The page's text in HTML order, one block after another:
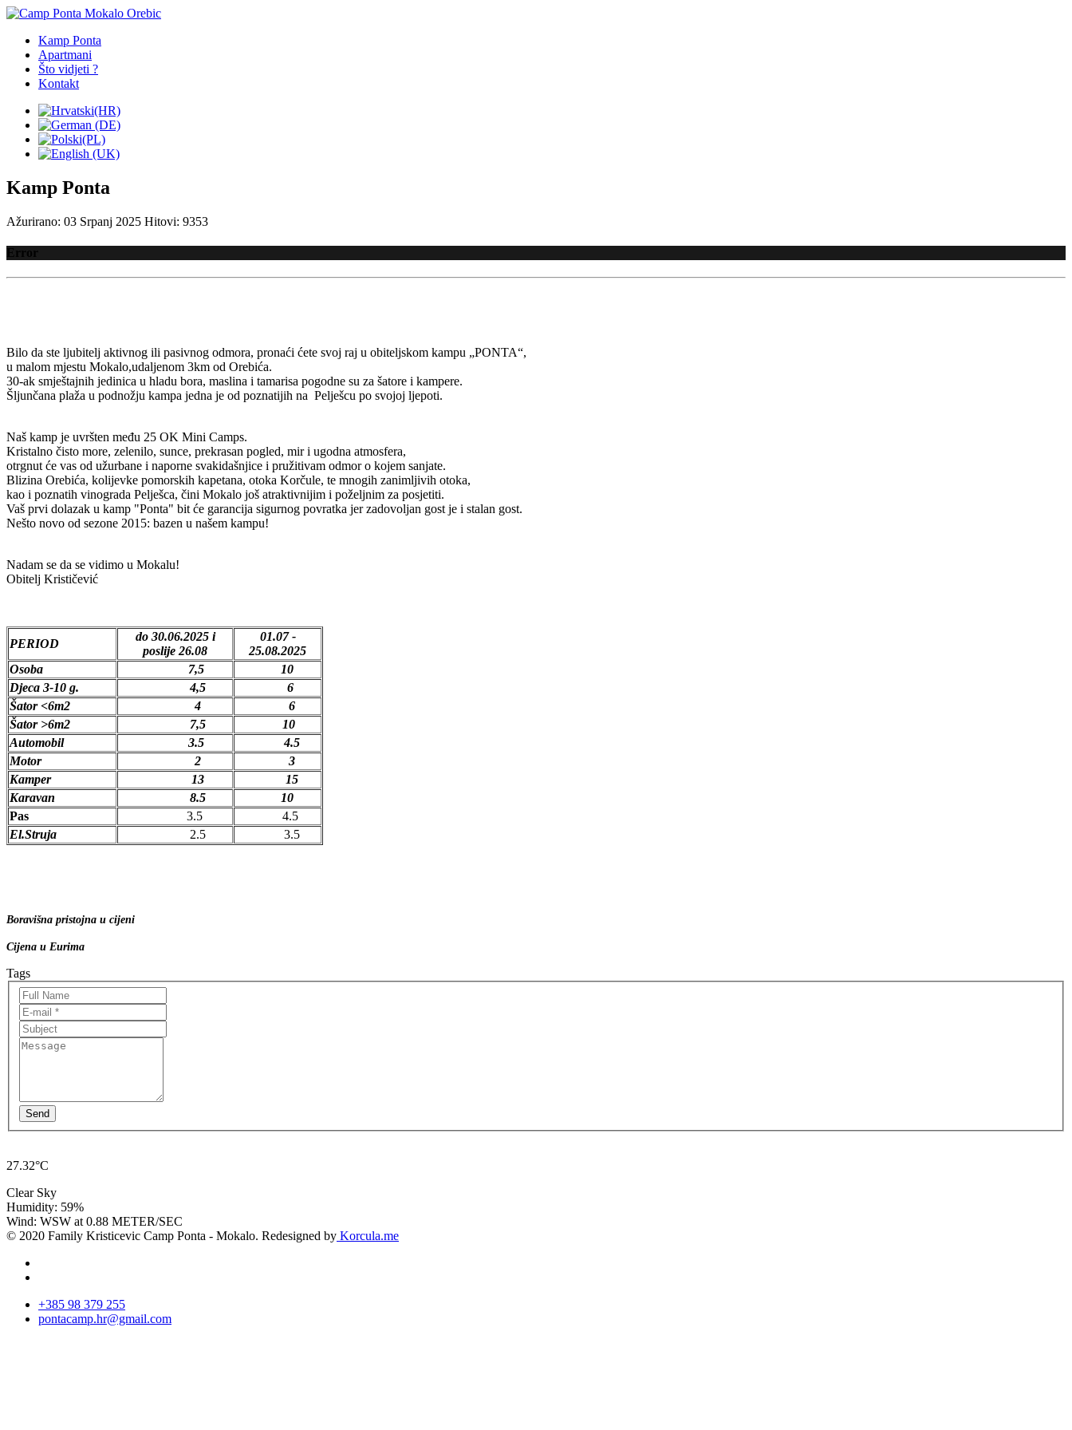
Kamp Ponta
Apartmani
Što vidjeti ?
Kontakt
Kamp Ponta
Ažurirano: 03 Srpanj 2025 Hitovi: 9353
Error
Bilo da ste ljubitelj aktivnog ili pasivnog odmora, pronaći ćete svoj raj u obiteljskom kampu „PONTA“,
u malom mjestu Mokalo,udaljenom 3km od Orebića.
30-ak smještajnih jedinica u hladu bora, maslina i tamarisa pogodne su za šatore i kampere.
Šljunčana plaža u podnožju kampa jedna je od poznatijih na Pelješcu po svojoj ljepoti.
Naš kamp je uvršten među 25 OK Mini Camps.
Kristalno čisto more, zelenilo, sunce, prekrasan pogled, mir i ugodna atmosfera,
otrgnut će vas od užurbane i naporne svakidašnjice i pružitivam odmor o kojem sanjate.
Blizina Orebića, kolijevke pomorskih kapetana, otoka Korčule, te mnogih zanimljivih otoka,
kao i poznatih vinograda Pelješca, čini Mokalo još atraktivnijim i poželjnim za posjetiti.
Vaš prvi dolazak u kamp "Ponta" bit će garancija sigurnog povratka jer zadovoljan gost je i stalan gost.
Nešto novo od sezone 2015: bazen u našem kampu!
Nadam se da se vidimo u Mokalu!
Obitelj Krističević
PERIOD
do 30.06.2025 i
poslije 26.08
01.07 -
25.08.2025
Osoba
7,5
10
Djeca 3-10 g.
4,5
6
Šator <6m2
4
6
Šator >6m2
7,5
10
Automobil
3.5
4.5
Motor
2
3
Kamper
13
15
Karavan
8.5
10
Pas
3.5
4.5
El.Struja
2.5 3.5
Boravišna pristojna u cijeni
Cijena u Eurima
Tags
Send
27.32°C
Clear Sky
Humidity: 59%
Wind: WSW at 0.88 METER/SEC
© 2020 Family Kristicevic Camp Ponta - Mokalo. Redesigned by Korcula.me
+385 98 379 255
pontacamp.hr@gmail.com